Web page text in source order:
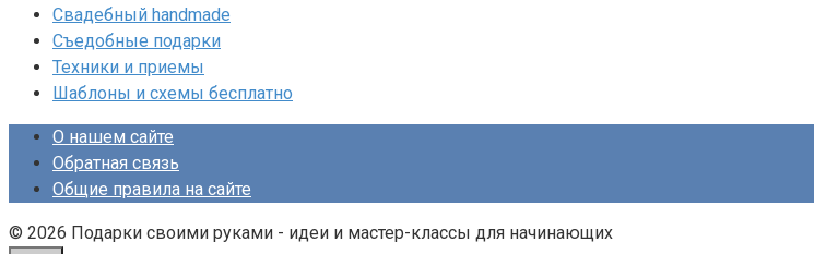
Свадебный handmade
Съедобные подарки
Техники и приемы
Шаблоны и схемы бесплатно
О нашем сайте
Обратная связь
Общие правила на сайте
© 2026 Подарки своими руками - идеи и мастер-классы для начинающих